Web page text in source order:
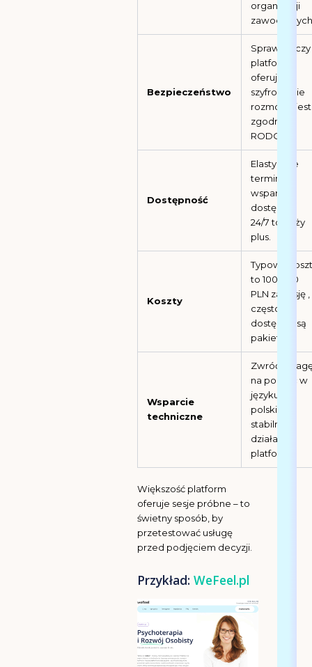
organizacji
Bezpieczeństwo
Sprawdź, czy
platforma
oferuje
szyfrowanie
rozmów i jest
zgodna z
RODO.
Dostępność
Elastyczne
terminy i
wsparcie
dostępne
24/7 to duży
plus.
Koszty
Typowy koszt
to 100-200
PLN za sesję ,
często
dostępne są
pakiety.
Wsparcie
techniczne
Zwróć
na pomoc w
języku
polskim i
stabilność
działania
platformy.
Większość platform
oferuje sesje próbne – to
świetny sposób, by
przetestować usługę
przed podjęciem decyzji.
Przykład: WeFeel.pl